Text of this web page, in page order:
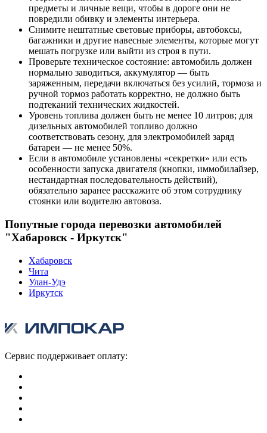
предметы и личные вещи, чтобы в дороге они не
повредили обивку и элементы интерьера.
Снимите нештатные световые приборы, автобоксы,
багажники и другие навесные элементы, которые могут
мешать погрузке или выйти из строя в пути.
Проверьте техническое состояние: автомобиль должен
нормально заводиться, аккумулятор — быть
заряженным, передачи включаться без усилий, тормоза и
ручной тормоз работать корректно, не должно быть
подтеканий технических жидкостей.
Уровень топлива должен быть не менее 10 литров; для
дизельных автомобилей топливо должно
соответствовать сезону, для электромобилей заряд
батареи — не менее 50%.
Если в автомобиле установлены «секретки» или есть
особенности запуска двигателя (кнопки, иммобилайзер,
нестандартная последовательность действий),
обязательно заранее расскажите об этом сотруднику
стоянки или водителю автовоза.
Попутные города перевозки автомобилей
"Хабаровск - Иркутск"
Хабаровск
Чита
Улан-Удэ
Иркутск
Сервис поддерживает оплату: